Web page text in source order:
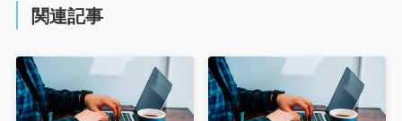
関連記事